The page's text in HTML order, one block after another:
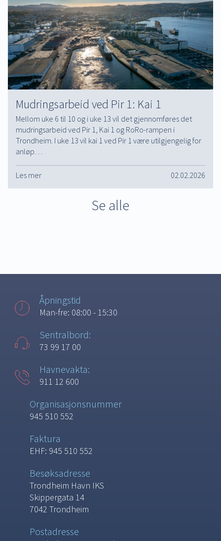
Mudringsarbeid ved Pir 1: Kai 1
Mellom uke 6 til 10 og i uke 13 vil det gjennomføres det
mudringsarbeid ved Pir 1, Kai 1 og RoRo-rampen i
Trondheim. I uke 13 vil kai 1 ved Pir 1 være utilgjengelig for
anløp…
Les mer 02.02.2026
Se alle
Åpningstid
Man-fre: 08:00 - 15:30
Sentralbord:
73 99 17 00
Havnevakta:
911 12 600
Organisasjonsnummer
945 510 552
Faktura
EHF: 945 510 552
Besøksadresse
Trondheim Havn IKS
Skippergata 14
7042 Trondheim
Postadresse